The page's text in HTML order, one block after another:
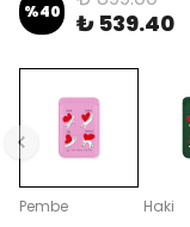
%40 ₺ 539.40
Pembe Haki